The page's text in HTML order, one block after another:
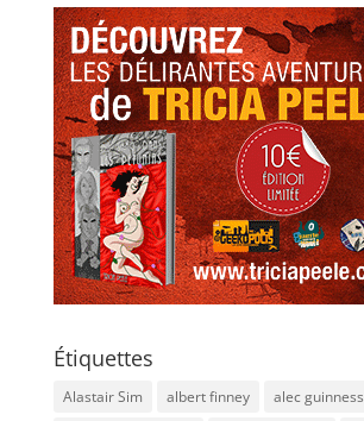
Étiquettes
Alastair Sim albert finney
alec guinness